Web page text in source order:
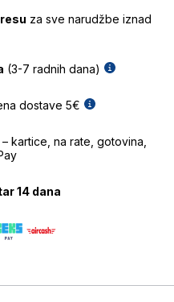
za sve narudžbe iznad
(3-7 radnih dana)
dostave 5€
– kartice, na rate, gotovina,
14 dana